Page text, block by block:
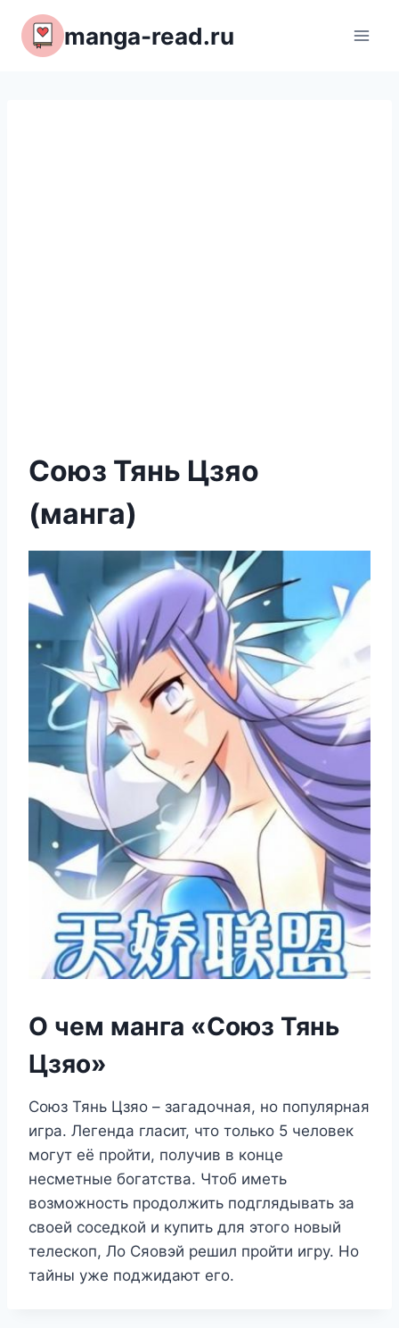
Перейти
содержимому
manga-read.ru
Союз Тянь Цзяо
(манга)
О чем манга «Союз Тянь
Цзяо»
Союз Тянь Цзяо – загадочная, но популярная
игра. Легенда гласит, что только 5 человек
могут её пройти, получив в конце
несметные богатства. Чтоб иметь
возможность продолжить подглядывать за
своей соседкой и купить для этого новый
телескоп, Ло Сяовэй решил пройти игру. Но
тайны уже поджидают его.